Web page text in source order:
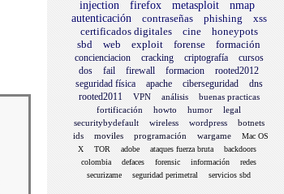
injection
firefox metasploit
nmap
autenticación
contraseñas phishing
xss
certificados digitales
cine
honeypots
sbd
web exploit forense formación
concienciacion cracking criptografía
cursos
dos
fail firewall formacion
rooted2012
seguridad física
apache ciberseguridad
dns
rooted2011
VPN análisis
buenas practicas
fortificación
howto humor
legal
securitybydefault
wireless wordpress
botnets
ids
moviles programación wargame
Mac OS
X
TOR adobe ataques fuerza bruta
backdoors
colombia
defaces forensic información
redes
securizame
seguridad perimetral servicios sbd